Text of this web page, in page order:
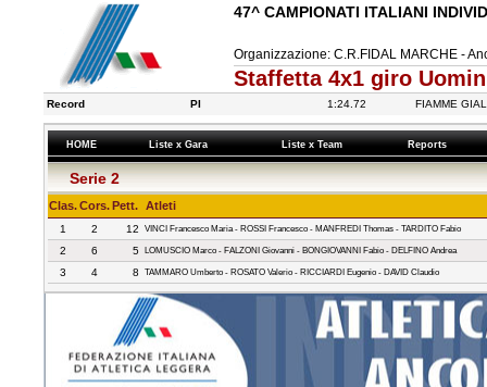
47^ CAMPIONATI ITALIANI
Organizzazione: C.R.FIDAL MARCHE -
Staffetta 4x1 giro
Record PI 1:24.72 FIAMME
HOME Liste x Gara Liste x Team Reports
Serie 2
Clas.Cors.Pett. Atleti
1 2 12 VINCI Francesco Maria - ROSSI Francesco - MANFREDI Thomas - TARDITO Fabio
2 6 5 LOMUSCIO Marco - FALZONI Giovanni - BONGIOVANNI Fabio - DELFINO Andrea
3 4 8 TAMMARO Umberto - ROSATO Valerio - RICCIARDI Eugenio - DAVID Claudio